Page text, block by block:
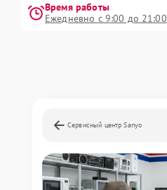
Время работы
Ежедневно с 9:00 до 21:00
Сервисный центр Sanyo